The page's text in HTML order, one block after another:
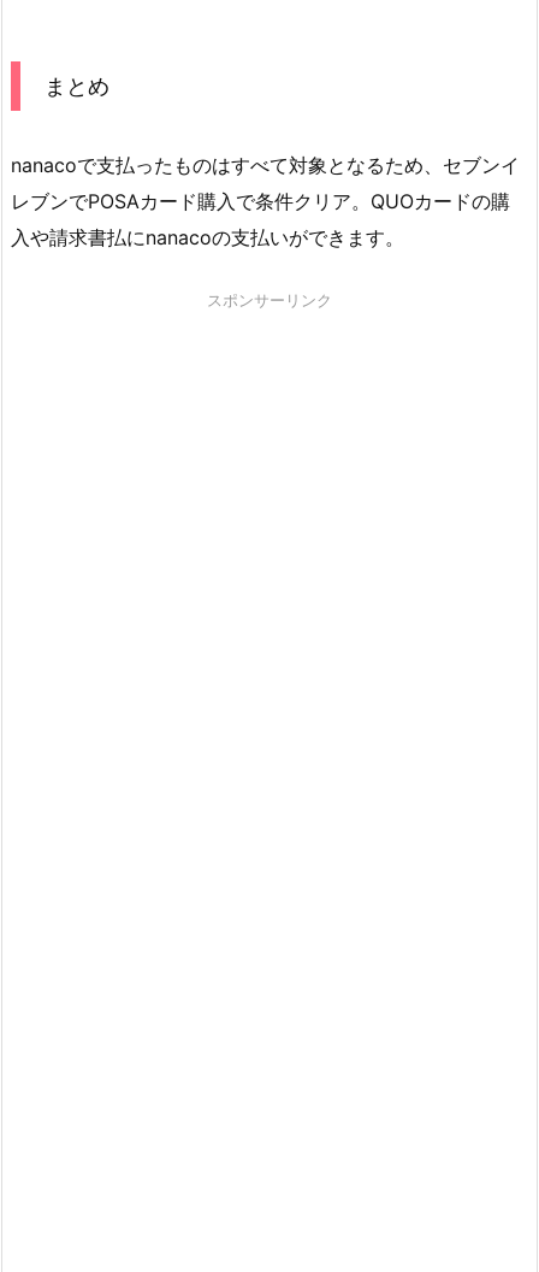
まとめ
nanacoで支払ったものはすべて対象となるため、セブンイ
レブンでPOSAカード購入で条件クリア。QUOカードの購
入や請求書払にnanacoの支払いができます。
スポンサーリンク